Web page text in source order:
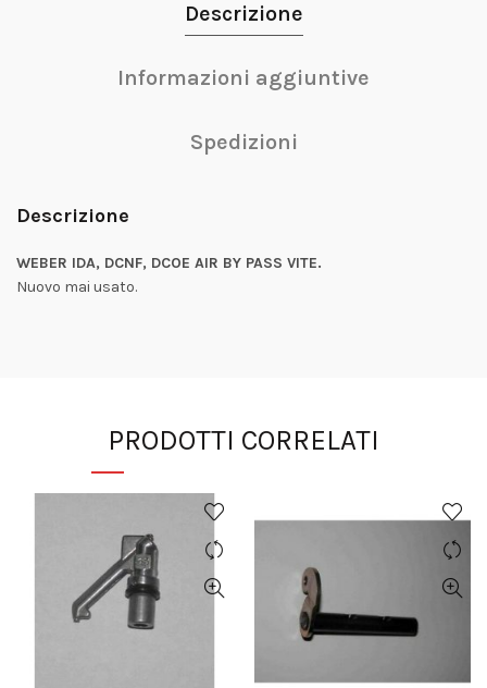
Descrizione
Informazioni aggiuntive
Spedizioni
Descrizione
WEBER IDA, DCNF, DCOE AIR BY PASS VITE.
Nuovo mai usato.
PRODOTTI CORRELATI